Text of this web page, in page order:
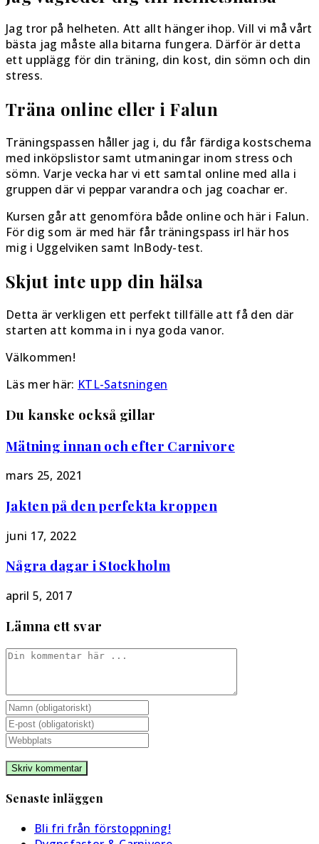
Jag tror på helheten. Att allt hänger ihop. Vill vi må vårt
bästa jag måste alla bitarna fungera. Därför är detta
ett upplägg för din träning, din kost, din sömn och din
stress.
Träna online eller i Falun
Träningspassen håller jag i, du får färdiga kostschema
med inköpslistor samt utmaningar inom stress och
sömn. Varje vecka har vi ett samtal online med alla i
gruppen där vi peppar varandra och jag coachar er.
Kursen går att genomföra både online och här i Falun.
För dig som är med här får träningspass irl här hos
mig i Uggelviken samt InBody-test.
Skjut inte upp din hälsa
Detta är verkligen ett perfekt tillfälle att få den där
starten att komma in i nya goda vanor.
Välkommen!
Läs mer här: KTL-Satsningen
Du kanske också gillar
Mätning innan och efter Carnivore
mars 25, 2021
Jakten på den perfekta kroppen
juni 17, 2022
Några dagar i Stockholm
april 5, 2017
Lämna ett svar
Kommentar
Ange
ditt
namn
eller
användarnamn
att
Ange
din
e-
postadress
att
Ange
till
webbplats
Senaste inläggen
Bli fri från förstoppning!